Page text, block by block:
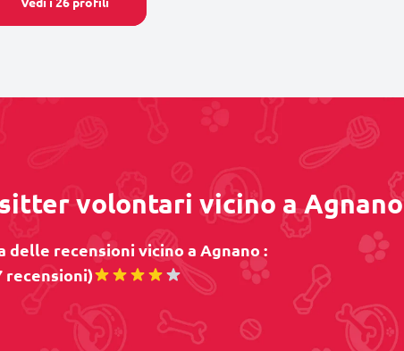
volontari vicino a Agnano
delle recensioni vicino a Agnano :
recensioni)